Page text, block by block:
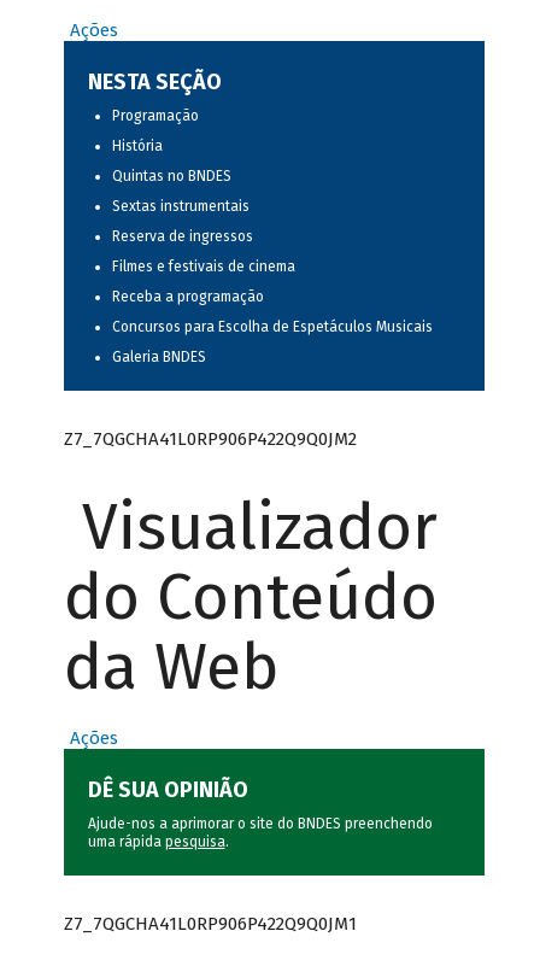
Ações
NESTA SEÇÃO
Programação
História
Quintas no BNDES
Sextas instrumentais
Reserva de ingressos
Filmes e festivais de cinema
Receba a programação
Concursos para Escolha de Espetáculos Musicais
Galeria BNDES
Z7_7QGCHA41L0RP906P422Q9Q0JM2
Visualizador
do Conteúdo
da Web
Ações
DÊ SUA OPINIÃO
Ajude-nos a aprimorar o site do BNDES preenchendo
uma rápida pesquisa.
Z7_7QGCHA41L0RP906P422Q9Q0JM1